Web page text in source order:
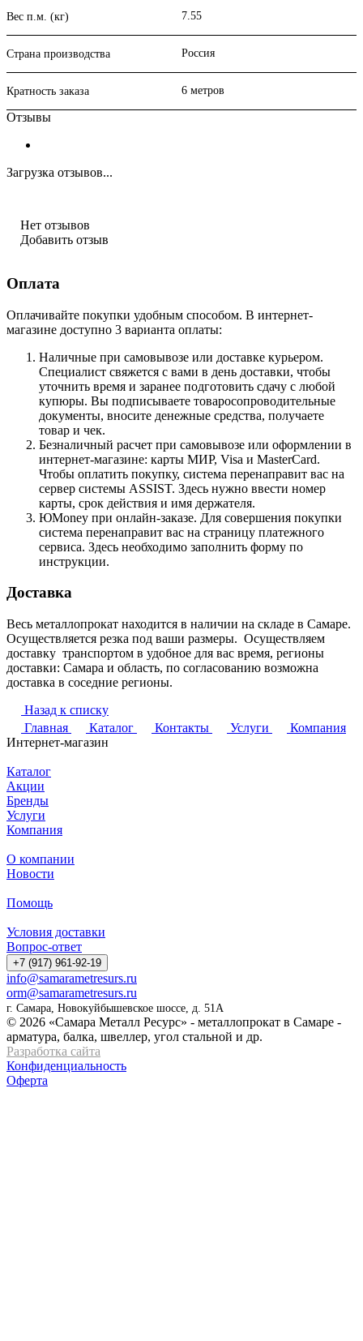
Вес п.м. (кг) 7.55
Страна производства Россия
Кратность заказа 6 метров
Отзывы
Загрузка отзывов...
Нет отзывов
Добавить отзыв
Оплата
Оплачивайте покупки удобным способом. В интернет-
магазине доступно 3 варианта оплаты:
Наличные при самовывозе или доставке курьером.
Специалист свяжется с вами в день доставки, чтобы
уточнить время и заранее подготовить сдачу с любой
купюры. Вы подписываете товаросопроводительные
документы, вносите денежные средства, получаете
товар и чек.
Безналичный расчет при самовывозе или оформлении в
интернет-магазине: карты МИР, Visa и MasterCard.
Чтобы оплатить покупку, система перенаправит вас на
сервер системы ASSIST. Здесь нужно ввести номер
карты, срок действия и имя держателя.
ЮMoney при онлайн-заказе. Для совершения покупки
система перенаправит вас на страницу платежного
сервиса. Здесь необходимо заполнить форму по
инструкции.
Доставка
Весь металлопрокат находится в наличии на складе в Самаре.
Осуществляется резка под ваши размеры. Осуществляем
доставку транспортом в удобное для вас время, регионы
доставки: Самара и область, по согласованию возможна
доставка в соседние регионы.
Назад к списку
Главная
Каталог Контакты Услуги
Компания
Интернет-магазин
Каталог
Акции
Бренды
Услуги
Компания
О компании
Новости
Помощь
Условия доставки
Вопрос-ответ
+7 (917) 961-92-19
info@samarametresurs.ru
orm@samarametresurs.ru
г. Самара, Новокуйбышевское шоссе, д. 51А
© 2026 «Самара Металл Ресурс» - металлопрокат в Самаре -
арматура, балка, швеллер, угол стальной и др.
Разработка сайта
Конфиденциальность
Оферта